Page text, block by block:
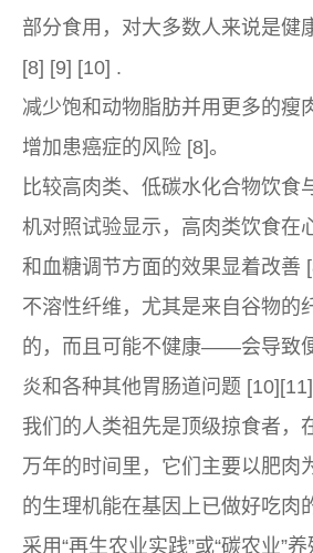
部分食用，对大多数人来说是健
[8] [9] [10] .
减少饱和动物脂肪并用更多的瘦
增加患癌症的风险 [8]。
比较高肉类、低碳水化合物饮食
机对照试验显示，高肉类饮食在
和血糖调节方面的效果显着改善
不溶性纤维，尤其是来自谷物的
的，而且可能不健康——会导致
炎和各种其他胃肠道问题
我们的人类祖先是顶级掠食者，
万年的时间里，它们主要以肥肉
的生理机能在基因上已做好吃肉
采用“再生农业实践”或“碳农业”